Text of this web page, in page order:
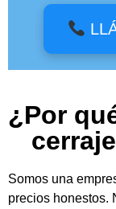
¿Por
Somos una
precios honestos.